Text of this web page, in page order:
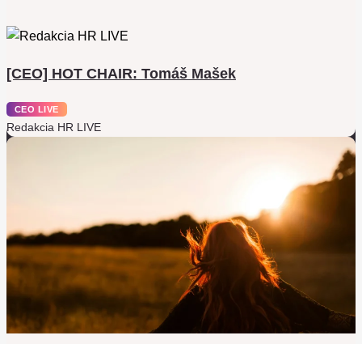
[CEO] HOT CHAIR: Tomáš Mašek
CEO LIVE
Redakcia HR LIVE